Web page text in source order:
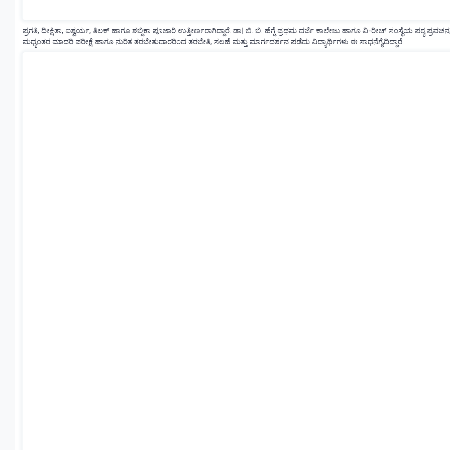
ಪ್ರಗತಿ, ದೀಕ್ಷಿತಾ, ಐಶ್ವರ್ಯ, ತಿಲಕ್ ಹಾಗೂ ಶಬ್ದಿಕಾ ಪೂಜಾರಿ ಉತ್ತೀರ್ಣರಾಗಿದ್ದಾರೆ. ಡಾ| ಬಿ. ಬಿ. ಹೆಗ್ಡೆ ಪ್ರಥಮ ದರ್ಜೆ ಕಾಲೇಜು ಹಾಗೂ ವಿ-ರೀಚ್ ಸಂಸ್ಥೆಯ ಪಠ್ಯ
ಮಧ್ಯಂತರ ಮಾದರಿ ಪರೀಕ್ಷೆ ಹಾಗೂ ನುರಿತ ತರಬೇತುದಾರರಿಂದ ತರಬೇತಿ, ಸಲಹೆ ಮತ್ತು ಮಾರ್ಗದರ್ಶನ ಪಡೆದು ವಿದ್ಯಾರ್ಥಿಗಳು ಈ ಸಾಧನೆಗೈದಿದ್ದಾರೆ.